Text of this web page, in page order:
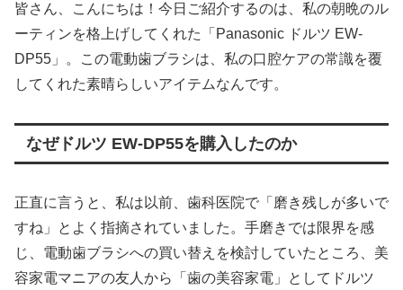
皆さん、こんにちは！今日ご紹介するのは、私の朝晩のル
ーティンを格上げしてくれた「Panasonic ドルツ EW-
DP55」。この電動歯ブラシは、私の口腔ケアの常識を覆
してくれた素晴らしいアイテムなんです。
なぜドルツ EW-DP55を購入したのか
正直に言うと、私は以前、歯科医院で「磨き残しが多いで
すね」とよく指摘されていました。手磨きでは限界を感
じ、電動歯ブラシへの買い替えを検討していたところ、美
容家電マニアの友人から「歯の美容家電」としてドルツ